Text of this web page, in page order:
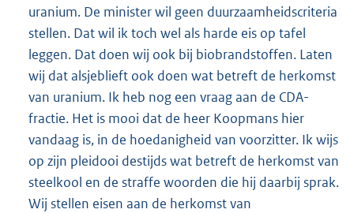
uranium. De minister wil geen duurzaamheidscriteria
stellen. Dat wil ik toch wel als harde eis op tafel
leggen. Dat doen wij ook bij biobrandstoffen. Laten
wij dat alsjeblieft ook doen wat betreft de herkomst
van uranium. Ik heb nog een vraag aan de CDA-
fractie. Het is mooi dat de heer Koopmans hier
vandaag is, in de hoedanigheid van voorzitter. Ik wijs
op zijn pleidooi destijds wat betreft de herkomst van
steelkool en de straffe woorden die hij daarbij sprak.
Wij stellen eisen aan de herkomst van